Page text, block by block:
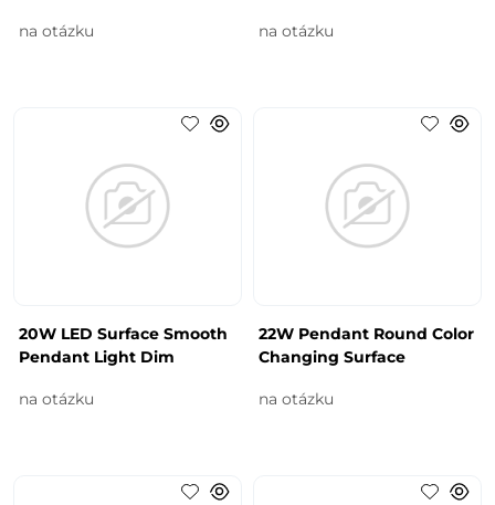
na otázku na otázku
20W LED Surface Smooth
Pendant Light Dim
na otázku
22W Pendant Round Color
Changing Surface
na otázku